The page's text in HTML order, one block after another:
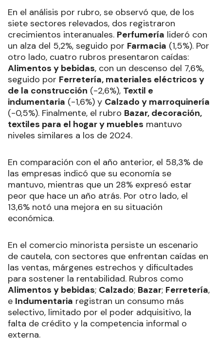
En el análisis por rubro, se observó que, de los
siete sectores relevados, dos registraron
crecimientos interanuales. Perfumería lideró con
un alza del 5,2%, seguido por Farmacia (1,5%). Por
otro lado, cuatro rubros presentaron caídas:
Alimentos y bebidas, con un descenso del 7,6%,
seguido por Ferretería, materiales eléctricos y
de la construcción (-2,6%), Textil e
indumentaria (-1,6%) y Calzado y marroquinería
(-0,5%). Finalmente, el rubro Bazar, decoración,
textiles para el hogar y muebles mantuvo
niveles similares a los de 2024.
En comparación con el año anterior, el 58,3% de
las empresas indicó que su economía se
mantuvo, mientras que un 28% expresó estar
peor que hace un año atrás. Por otro lado, el
13,6% notó una mejora en su situación
económica.
En el comercio minorista persiste un escenario
de cautela, con sectores que enfrentan caídas en
las ventas, márgenes estrechos y dificultades
para sostener la rentabilidad. Rubros como
Alimentos y bebidas; Calzado; Bazar; Ferretería,
e Indumentaria registran un consumo más
selectivo, limitado por el poder adquisitivo, la
falta de crédito y la competencia informal o
externa.